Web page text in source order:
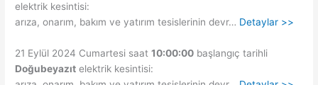
elektrik kesintisi:
arıza, onarım, bakım ve yatırım tesislerinin devr… Detaylar >>
21 Eylül 2024 Cumartesi saat10:00:00 başlangıç tarihli
Doğubeyazıt elektrik kesintisi: